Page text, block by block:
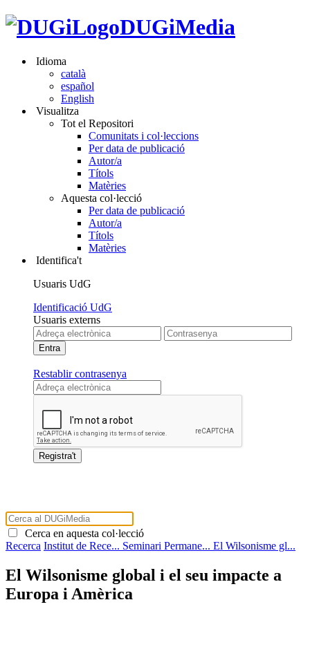
DUGiMedia
Idioma
català
español
English
Visualitza
Tot el Repositori
Comunitats i col·leccions
Per data de publicació
Autor/a
Títols
Matèries
Aquesta col·lecció
Per data de publicació
Autor/a
Títols
Matèries
Identifica't
Usuaris UdG
Identificació UdG
Usuaris externs
Restablir contrasenya
Cerca en aquesta col·lecció
Recerca Institut de Rece... Seminari Permane... El Wilsonisme gl...
El Wilsonisme global i el seu impacte a
Europa i Amèrica